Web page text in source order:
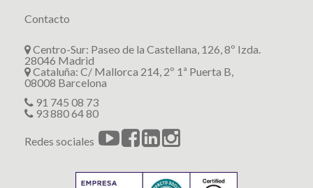
Contacto
Centro-Sur: Paseo de la Castellana, 126, 8º Izda.
28046 Madrid
Cataluña: C/ Mallorca 214, 2º 1ª Puerta B,
08008 Barcelona
91 745 08 73
93 880 64 80
Redes sociales